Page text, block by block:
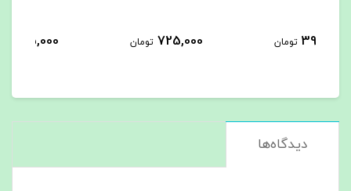
تومان تومان
دیدگاه‌ها